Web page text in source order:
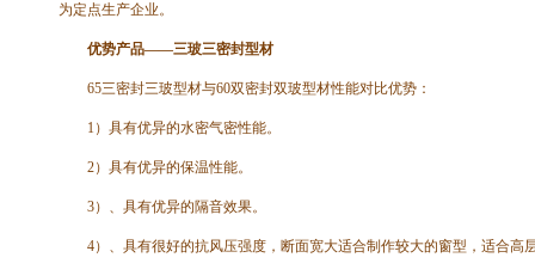
为定点生产企业。
优势产品——三玻三密封型材
65三密封三玻型材与60双密封双玻型材性能对比优势：
1）具有优异的水密气密性能。
2）具有优异的保温性能。
3）、具有优异的隔音效果。
4）、具有很好的抗风压强度，断面宽大适合制作较大的窗型，适合高